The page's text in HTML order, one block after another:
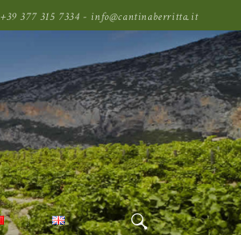
+39 377 315 7334 - info@cantinaberritta.it